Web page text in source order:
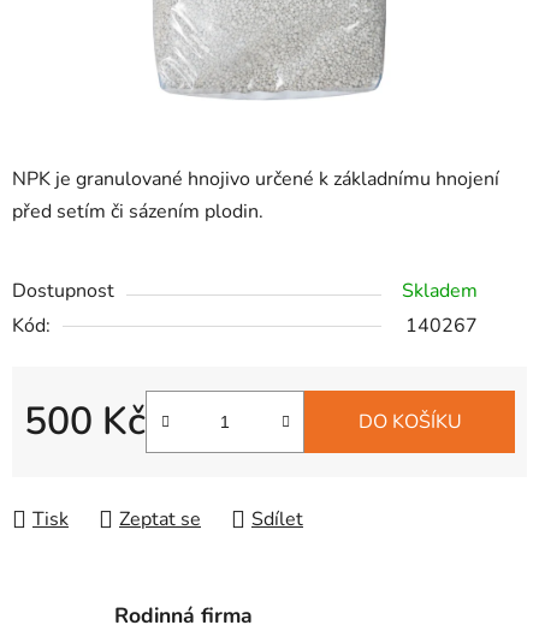
NPK je granulované hnojivo určené k základnímu hnojení
před setím či sázením plodin.
Dostupnost
Skladem
Kód:
140267
500 Kč DO KOŠÍKU
Tisk Zeptat se Sdílet
Rodinná firma